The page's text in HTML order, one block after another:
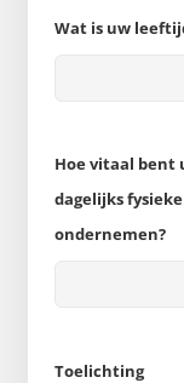
Wat is uw
Hoe vitaal bent
dagelijks
ondernemen?
Toelichting